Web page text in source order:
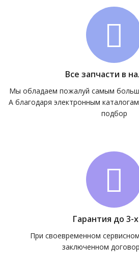
Все запчасти в
Мы обладаем пожалуй самым
А благодаря электронным
подбор
Гарантия до 3-
При своевременном
заключенном